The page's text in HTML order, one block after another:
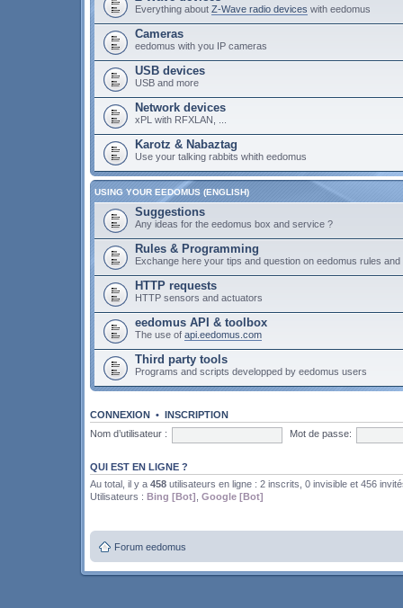
Everything about Z-Wave radio devices with eedomus
Cameras
eedomus with you IP cameras
USB devices
USB and more
Network devices
xPL with RFXLAN, ...
Karotz & Nabaztag
Use your talking rabbits whith eedomus
USING YOUR EEDOMUS (ENGLISH)
Suggestions
Any ideas for the eedomus box and service ?
Rules & Programming
Exchange here your tips and question on eedomus rules and
HTTP requests
HTTP sensors and actuators
eedomus API & toolbox
The use of api.eedomus.com
Third party tools
Programs and scripts developped by eedomus users
CONNEXION • INSCRIPTION
Nom d’utilisateur :
Mot de passe:
QUI EST EN LIGNE ?
Au total, il y a 458 utilisateurs en ligne : 2 inscrits, 0 invisible et 456
Utilisateurs : Bing [Bot] Google [Bot]
Forum eedomus